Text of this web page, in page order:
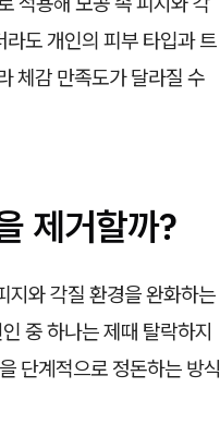
도 개인의 피부 타입과 트
체감 만족도가 달라질 수
제거할까?
지와 각질 환경을 완화하는
중 하나는 제때 탈락하지
단계적으로 정돈하는 방식